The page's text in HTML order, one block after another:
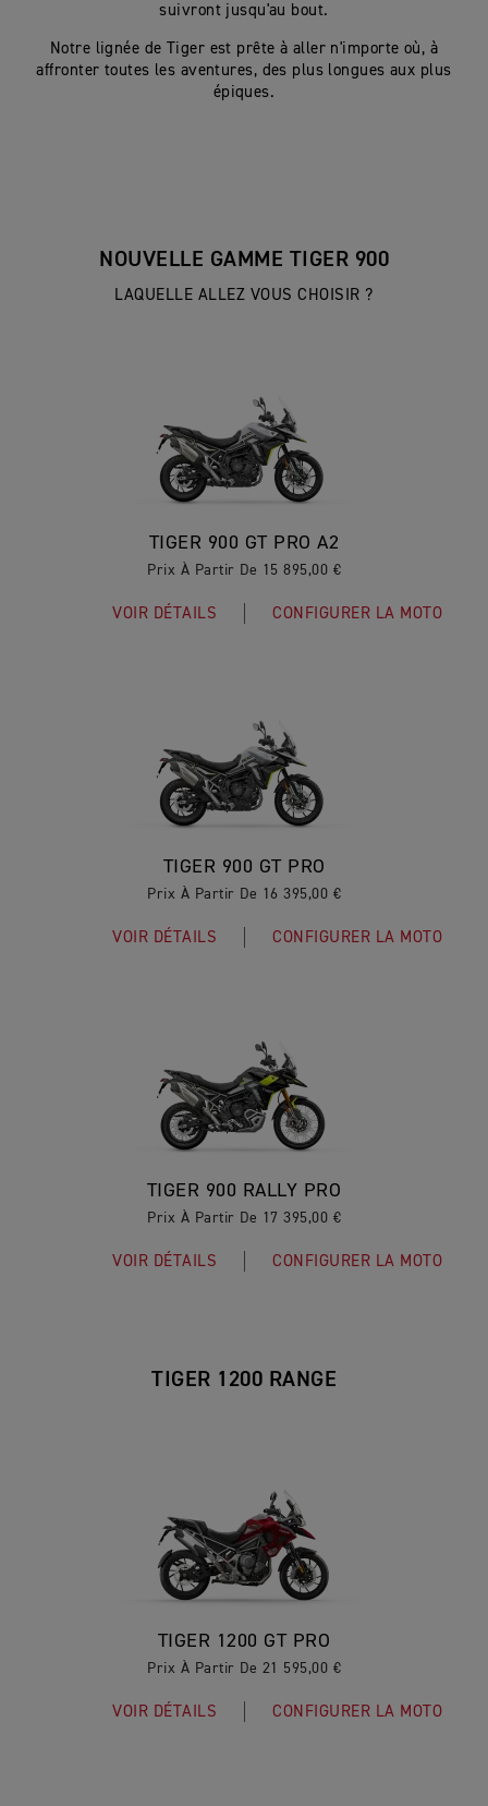
suivront jusqu'au bout.
Notre lignée de Tiger est prête à aller n'importe où, à
affronter toutes les aventures, des plus longues aux plus
épiques.
NOUVELLE GAMME TIGER 900
LAQUELLE ALLEZ VOUS CHOISIR ?
TIGER 900 GT PRO A2
Prix À Partir De 15 895,00 €
VOIR DÉTAILS CONFIGURER LA MOTO
TIGER 900 GT PRO
Prix À Partir De 16 395,00 €
VOIR DÉTAILS CONFIGURER LA MOTO
TIGER 900 RALLY PRO
Prix À Partir De 17 395,00 €
VOIR DÉTAILS CONFIGURER LA MOTO
TIGER 1200 RANGE
TIGER 1200 GT PRO
Prix À Partir De 21 595,00 €
VOIR DÉTAILS CONFIGURER LA MOTO